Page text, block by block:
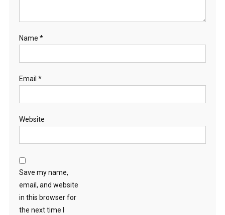
Name *
Email *
Website
Save my name,
email, and website
in this browser for
the next time I